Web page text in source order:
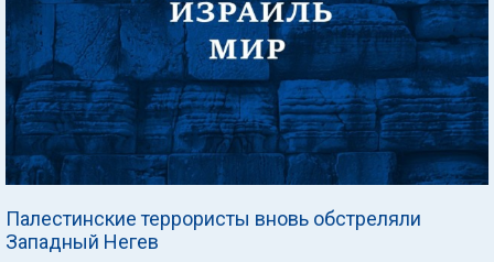
Палестинские террористы вновь обстреляли
Западный Негев